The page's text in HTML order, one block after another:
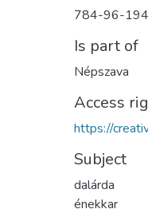
784-96-
Is part of
Népszava
Access
https://
Subject
dalárda
énekkar